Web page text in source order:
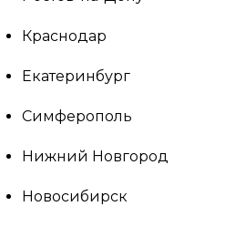
Краснодар
Екатеринбург
Симферополь
Нижний Новгород
Новосибирск